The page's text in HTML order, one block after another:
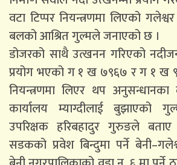
वटा टिप्पर नियन्त्रणमा लिएको
बलको आश्रित गुल्मले जनाएको छ ।
डोजरको साथै उत्खनन गरिएको
प्रयोग भएको ग १ ख ७९६७ र ग १ ख
नियन्त्रणमा लिएर थप अनुसन्धानका
कार्यालय म्याग्दीलाई बुझाएको
उपरिक्षक हरिबहादुर गुरुङले
सडकको प्रवेश बिन्दुमा पर्ने